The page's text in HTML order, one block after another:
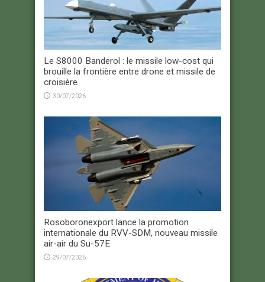
Le S8000 Banderol : le missile low-cost qui
brouille la frontière entre drone et missile de
croisière
30/07/2026
Rosoboronexport lance la promotion
internationale du RVV-SDM, nouveau missile
air-air du Su-57E
29/07/2026